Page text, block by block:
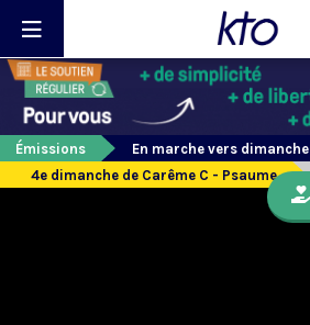
Émissions
En marche vers dimanche
4e dimanche de Carême C - Psaume